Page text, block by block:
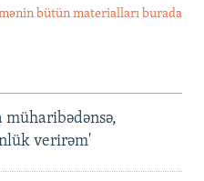
bütün materialları burada
verirəm'